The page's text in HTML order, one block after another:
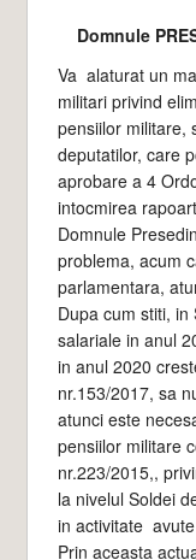
Domnule
Va alaturat un
militari privind
pensiilor militare,
deputatilor, care
aprobare a 4
intocmirea
Domnule
problema, acum
parlamentara,
Dupa cum stiti, in
salariale in anul
in anul 2020
nr.153/2017, sa
atunci este
pensiilor militare
nr.223/2015,,
la nivelul Soldei
in activitate
Prin aceasta